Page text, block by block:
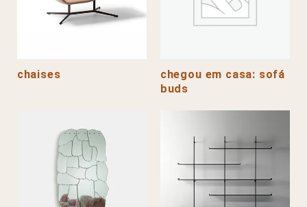
chaises
chegou em casa: sofá
buds